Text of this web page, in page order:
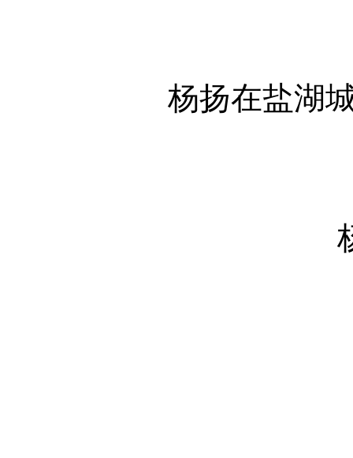
杨扬在盐湖